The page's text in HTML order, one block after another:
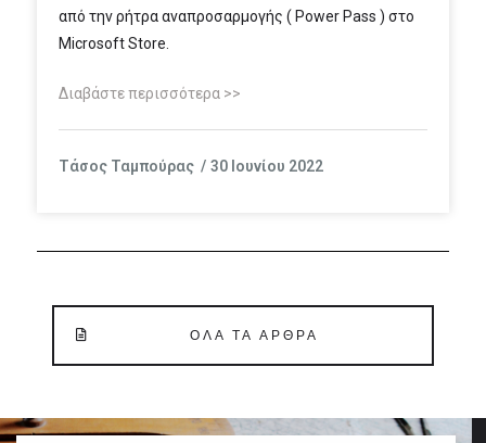
από την ρήτρα αναπροσαρμογής ( Power Pass ) στο
Microsoft Store.
Διαβάστε περισσότερα >>
Τάσος Ταμπούρας 30 Ιουνίου 2022
ΌΛΑ ΤΑ ΆΡΘΡΑ